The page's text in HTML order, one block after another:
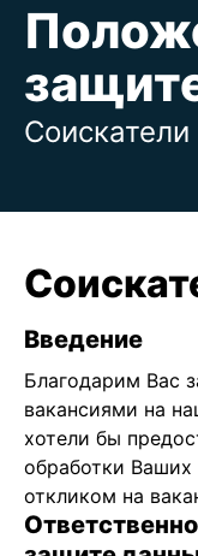
Контакт
Соискатели
Введение
Благодарим Вас
вакансиями на
хотели бы
обработки Ваших
откликом на